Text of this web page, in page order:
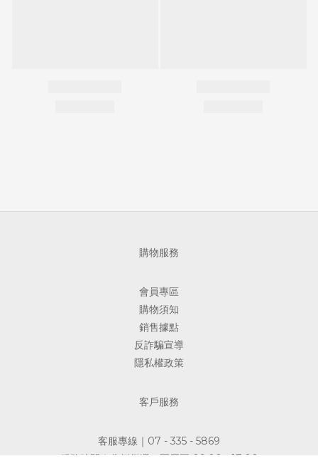
購物服務
會員專區
購物須知
銷售據點
反詐騙宣導
隱私權政策
客戶服務
客服專線｜07 - 335 - 5869
服務時間｜非例假週一至周五 09:00 - 17:00